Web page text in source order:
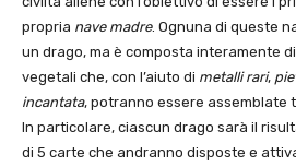
propria nave madre. Ognuna di queste
un drago, ma è composta interamente
vegetali che, con l’aiuto di metalli rari,
incantata, potranno essere assemblate
In particolare, ciascun drago sarà il
di 5 carte che andranno disposte e